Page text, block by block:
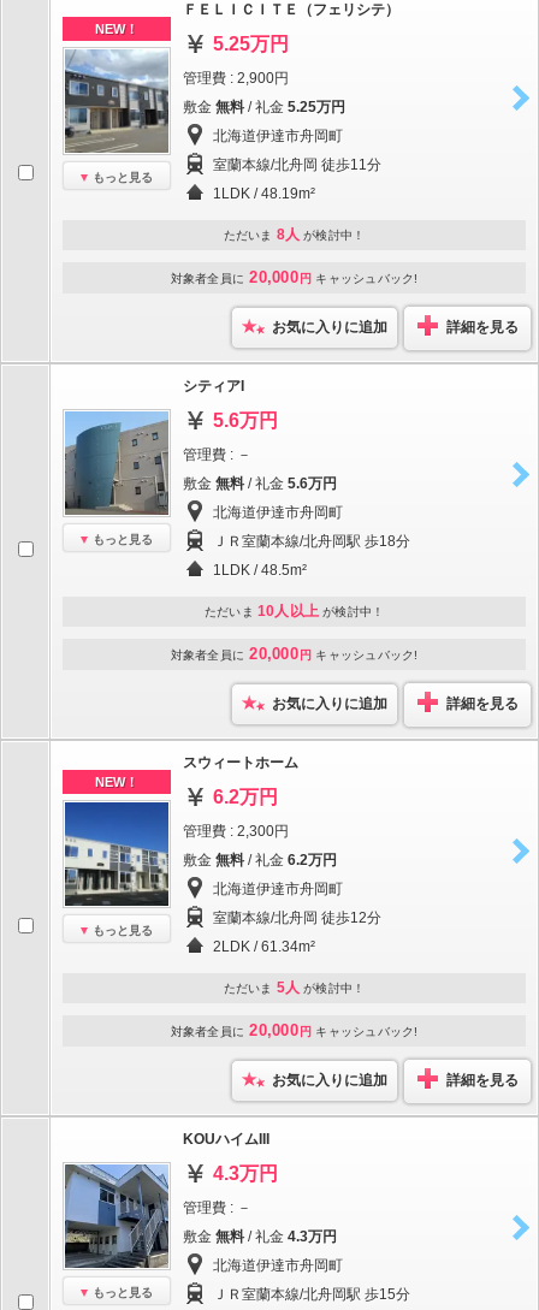
NEW！
もっと見る
ＦＥＬＩＣＩＴＥ（フェリシテ）
5.25万円
管理費 : 2,900円
敷金 無料 / 礼金 5.25万円
北海道伊達市舟岡町
室蘭本線/北舟岡 徒歩11分
1LDK / 48.19m²
ただいま 8人 が検討中！
対象者全員に 20,000 円 キャッシュバック!
お気に入りに追加 詳細を見る
もっと見る
シティアI
5.6万円
管理費 : －
敷金 無料 / 礼金 5.6万円
北海道伊達市舟岡町
ＪＲ室蘭本線/北舟岡駅 歩18分
1LDK / 48.5m²
ただいま 10人以上 が検討中！
対象者全員に 20,000 円 キャッシュバック!
お気に入りに追加 詳細を見る
NEW！
もっと見る
スウィートホーム
6.2万円
管理費 : 2,300円
敷金 無料 / 礼金 6.2万円
北海道伊達市舟岡町
室蘭本線/北舟岡 徒歩12分
2LDK / 61.34m²
ただいま 5人 が検討中！
対象者全員に 20,000 円 キャッシュバック!
お気に入りに追加 詳細を見る
もっと見る
KOUハイムIII
4.3万円
管理費 : －
敷金 無料 / 礼金 4.3万円
北海道伊達市舟岡町
ＪＲ室蘭本線/北舟岡駅 歩15分